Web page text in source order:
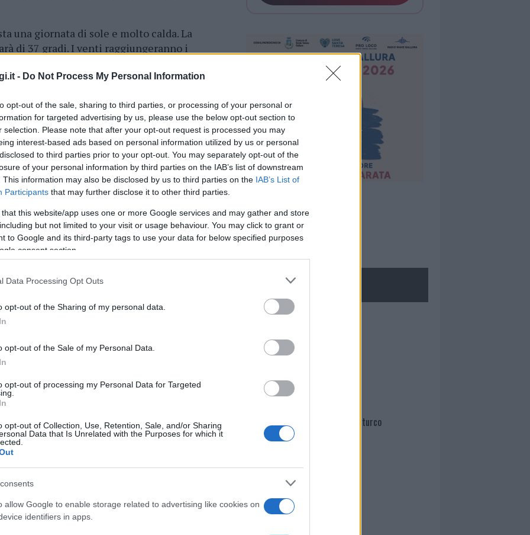
- Do Not Process My Personal Information
opt-out of the sale, sharing to third parties, or processing of your personal or
for targeted advertising by us, please use the below opt-out section to
selection. Please note that after your opt-out request is processed you may
interest-based ads based on personal information utilized by us or personal
to third parties prior to your opt-out. You may separately opt-out of the
of your personal information by third parties on the IAB’s list of downstream
This information may also be disclosed by us to third parties on the IAB’s List of
Participants that may further disclose it to other third parties.
that this website/app uses one or more Google services and may gather and store
but not limited to your visit or usage behaviour. You may click to grant or
to Google and its third-party tags to use your data for below specified purposes
consent section.
Data Processing Opt Outs
opt-out of the Sharing of my personal data.
opt-out of the Sale of my Personal Data.
opt-out of processing my Personal Data for Targeted
opt-out of Collection, Use, Retention, Sale, and/or Sharing
Data that Is Unrelated with the Purposes for which it
allow Google to enable storage related to advertising like cookies on
identifiers in apps.
una giornata di sole e molto calda. La
di 37 gradi. I venti raggiungeranno i
sulle previsioni meteo più recenti per
improvvisi nelle condizioni
possono variare e aggiornarsi,
regolarmente fonti affidabili di
se si pianificano attività
cliccandoqui
nella sezione
Gallura
Meteo Olbia
Meteo Olbia
NECROLOGIE
Martina Agostina Diturco
I nostri cari